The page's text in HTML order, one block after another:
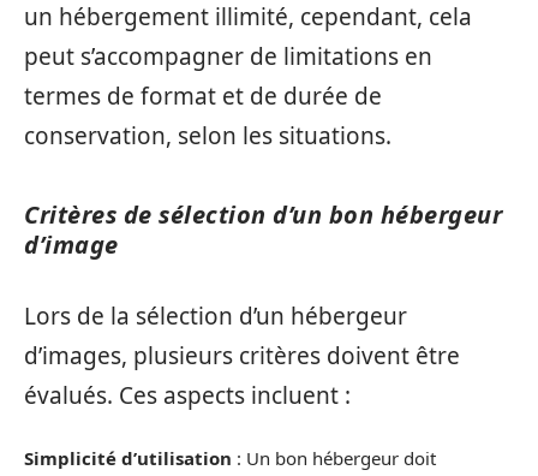
un hébergement illimité, cependant, cela
peut s’accompagner de limitations en
termes de format et de durée de
conservation, selon les situations.
Critères de sélection d’un bon hébergeur
d’image
Lors de la sélection d’un hébergeur
d’images, plusieurs critères doivent être
évalués. Ces aspects incluent :
Simplicité d’utilisation : Un bon hébergeur doit